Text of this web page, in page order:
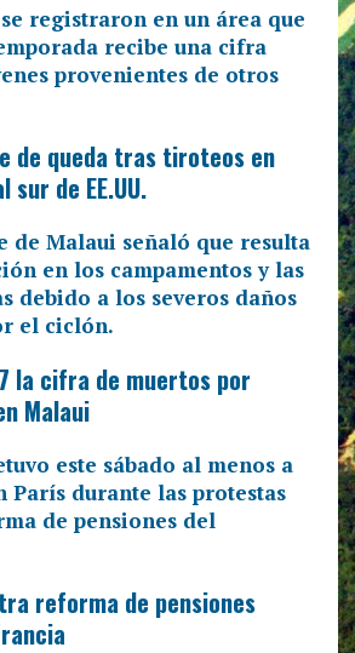
de queda tras tiroteos en
sur de EE.UU.
la cifra de muertos por
Malaui
reforma de pensiones